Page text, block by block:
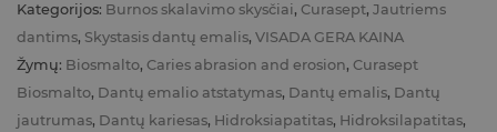
Kategorijos: Burnos skalavimo skysčiai, Curasept, Jautriems
dantims, Skystasis dantų emalis, VISADA GERA KAINA
Žymų: Biosmalto, Caries abrasion and erosion, Curasept
Biosmalto, Dantų emalio atstatymas, Dantų emalis, Dantų
jautrumas, Dantų kariesas, Hidroksiapatitas, Hidroksilapatitas,